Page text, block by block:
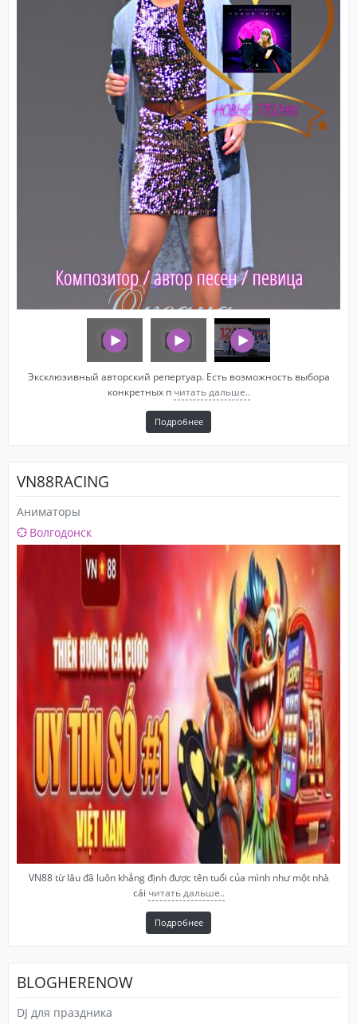
Эксклюзивный авторский репертуар. Есть возможность выбора
конкретных п читать дальше..
Подробнее
VN88RACING
Аниматоры
Волгодонск
VN88 từ lâu đã luôn khẳng định được tên tuổi của mình như một nhà
cái читать дальше..
Подробнее
BLOGHERENOW
DJ для праздника